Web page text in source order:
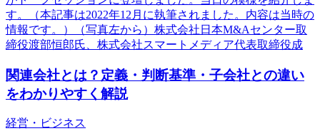
す。（本記事は2022年12月に執筆されました。内容は当時の
情報です。）（写真左から）株式会社日本M&Aセンター取
締役渡部恒郎氏、株式会社スマートメディア代表取締役成
関連会社とは？定義・判断基準・子会社との違い
をわかりやすく解説
経営・ビジネス